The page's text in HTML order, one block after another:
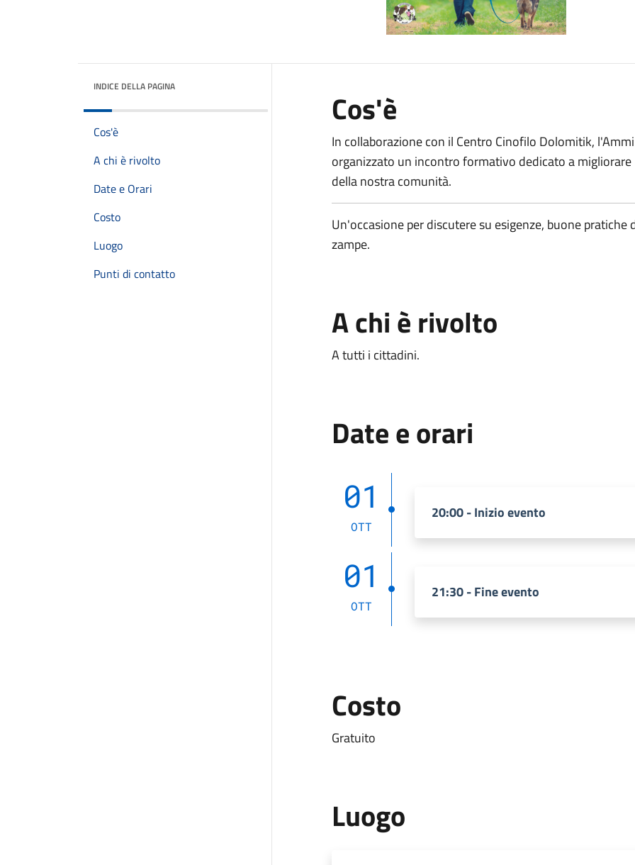
INDICE DELLA PAGINA
Cos'è
A chi è rivolto
Date e Orari
Costo
Luogo
Punti di contatto
Cos'è
In collaborazione con il Centro Cinofilo Dolomitik,
organizzato un incontro formativo dedicato a
della nostra comunità.
Un'occasione per discutere su esigenze, buone
zampe.
A chi è rivolto
A tutti i cittadini.
Date e orari
01
OTT
20:00 - Inizio evento
01
OTT
21:30 - Fine evento
Costo
Gratuito
Luogo